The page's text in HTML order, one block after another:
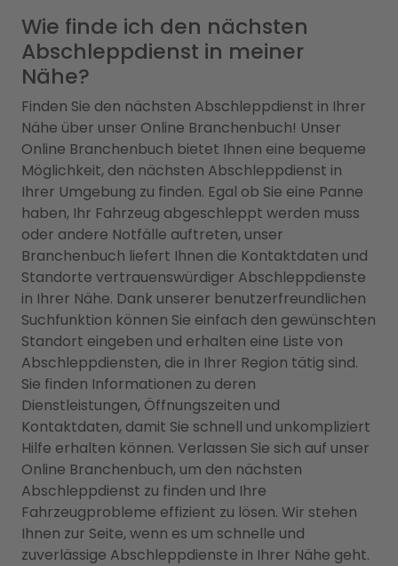
Wie finde ich den nächsten
Abschleppdienst in meiner
Nähe?
Finden Sie den nächsten Abschleppdienst in Ihrer
Nähe über unser Online Branchenbuch! Unser
Online Branchenbuch bietet Ihnen eine bequeme
Möglichkeit, den nächsten Abschleppdienst in
Ihrer Umgebung zu finden. Egal ob Sie eine Panne
haben, Ihr Fahrzeug abgeschleppt werden muss
oder andere Notfälle auftreten, unser
Branchenbuch liefert Ihnen die Kontaktdaten und
Standorte vertrauenswürdiger Abschleppdienste
in Ihrer Nähe. Dank unserer benutzerfreundlichen
Suchfunktion können Sie einfach den gewünschten
Standort eingeben und erhalten eine Liste von
Abschleppdiensten, die in Ihrer Region tätig sind.
Sie finden Informationen zu deren
Dienstleistungen, Öffnungszeiten und
Kontaktdaten, damit Sie schnell und unkompliziert
Hilfe erhalten können. Verlassen Sie sich auf unser
Online Branchenbuch, um den nächsten
Abschleppdienst zu finden und Ihre
Fahrzeugprobleme effizient zu lösen. Wir stehen
Ihnen zur Seite, wenn es um schnelle und
zuverlässige Abschleppdienste in Ihrer Nähe geht.